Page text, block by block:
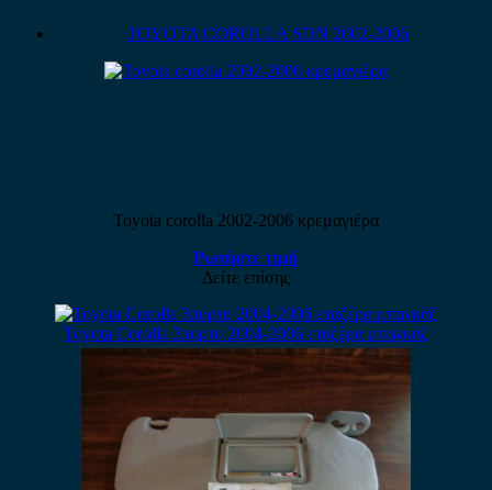
TOYOTA COROLLA SDN 2002-2006
Toyota corolla 2002-2006 κρεμαγιέρα
Ρωτήστε τιμή
Δείτε επίσης
Toyota Corolla 3πορτο 2004-2006 εταζέρα μπαγκάζ